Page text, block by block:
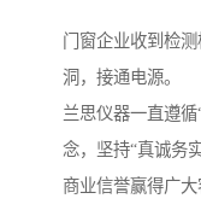
门窗企业收到检测
洞，接通电源。
兰思仪器一直遵
念，坚持“真诚务
商业信誉赢得广大